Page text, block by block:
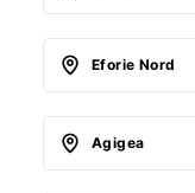
Eforie Nord
Agigea